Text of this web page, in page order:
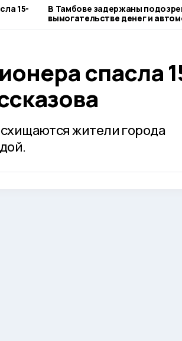
15-
В Тамбове задержаны
вымогательстве денег и
местного жителя
спасла
жители города